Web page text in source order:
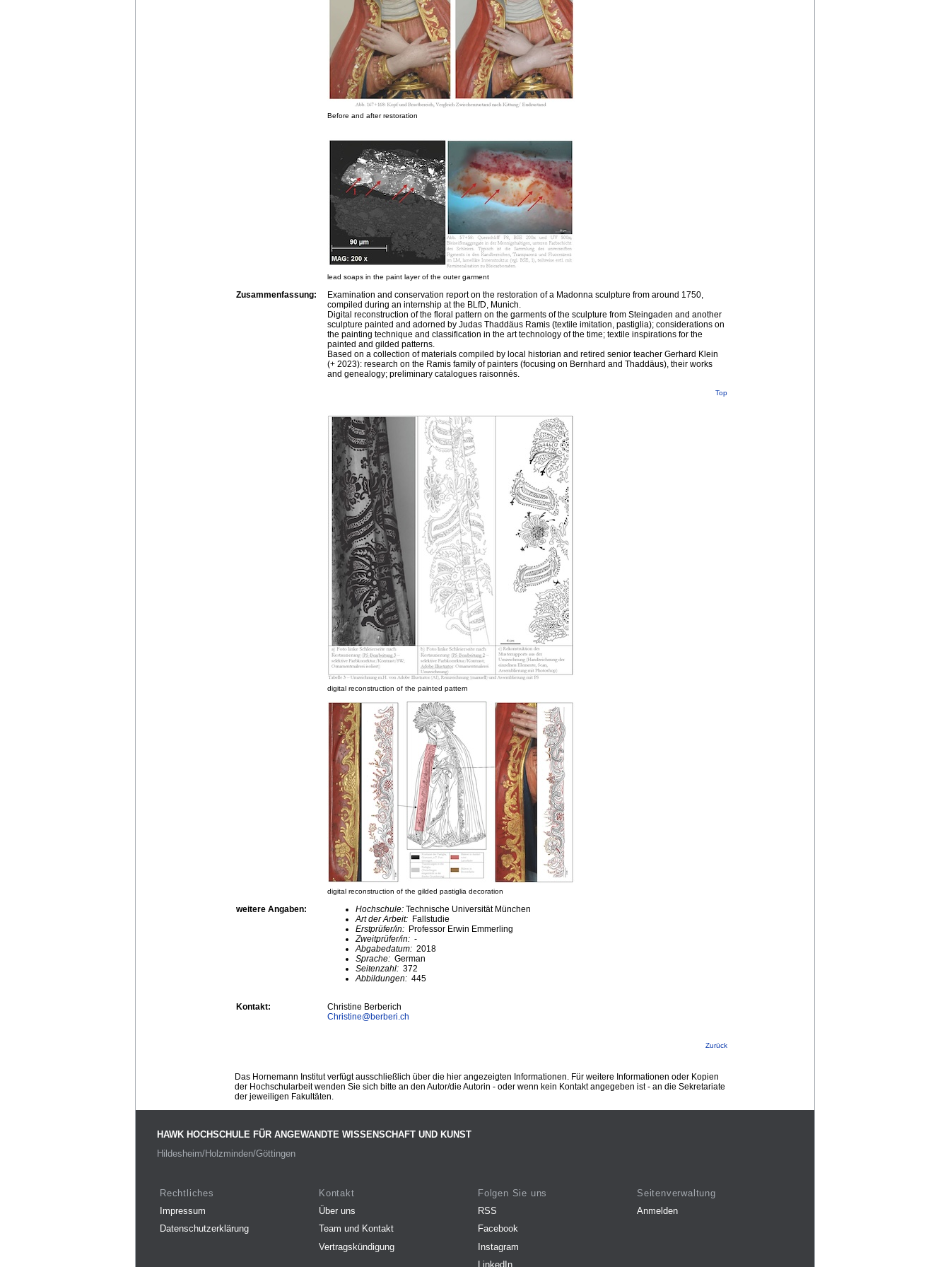
Before and after restoration
lead soaps in the paint layer of the outer garment
Zusammenfassung:
Examination and conservation report on the restoration of a Madonna sculpture from around 1750,
compiled during an internship at the BLfD, Munich.
Digital reconstruction of the floral pattern on the garments of the sculpture from Steingaden and another
sculpture painted and adorned by Judas Thaddäus Ramis (textile imitation, pastiglia); considerations on
the painting technique and classification in the art technology of the time; textile inspirations for the
painted and gilded patterns.
Based on a collection of materials compiled by local historian and retired senior teacher Gerhard Klein
(+ 2023): research on the Ramis family of painters (focusing on Bernhard and Thaddäus), their works
and genealogy; preliminary catalogues raisonnés.
Top
digital reconstruction of the painted pattern
digital reconstruction of the gilded pastiglia decoration
weitere Angaben: Hochschule: Technische Universität München
Art der Arbeit: Fallstudie
Erstprüfer/in: Professor Erwin Emmerling
Zweitprüfer/in: -
Abgabedatum: 2018
Sprache: German
Seitenzahl: 372
Abbildungen: 445
Kontakt:
Christine Berberich
Christine@berberi.ch
Zurück
Das Hornemann Institut verfügt ausschließlich über die hier angezeigten Informationen. Für weitere Informationen oder Kopien
der Hochschularbeit wenden Sie sich bitte an den Autor/die Autorin - oder wenn kein Kontakt angegeben ist - an die Sekretariate
der jeweiligen Fakultäten.
HAWK HOCHSCHULE FÜR ANGEWANDTE WISSENSCHAFT UND KUNST
Hildesheim/Holzminden/Göttingen
Rechtliches
Impressum
Datenschutzerklärung
Kontakt
Über uns
Team und Kontakt
Vertragskündigung
Folgen Sie uns
RSS
Facebook
Instagram
LinkedIn
Seitenverwaltung
Anmelden